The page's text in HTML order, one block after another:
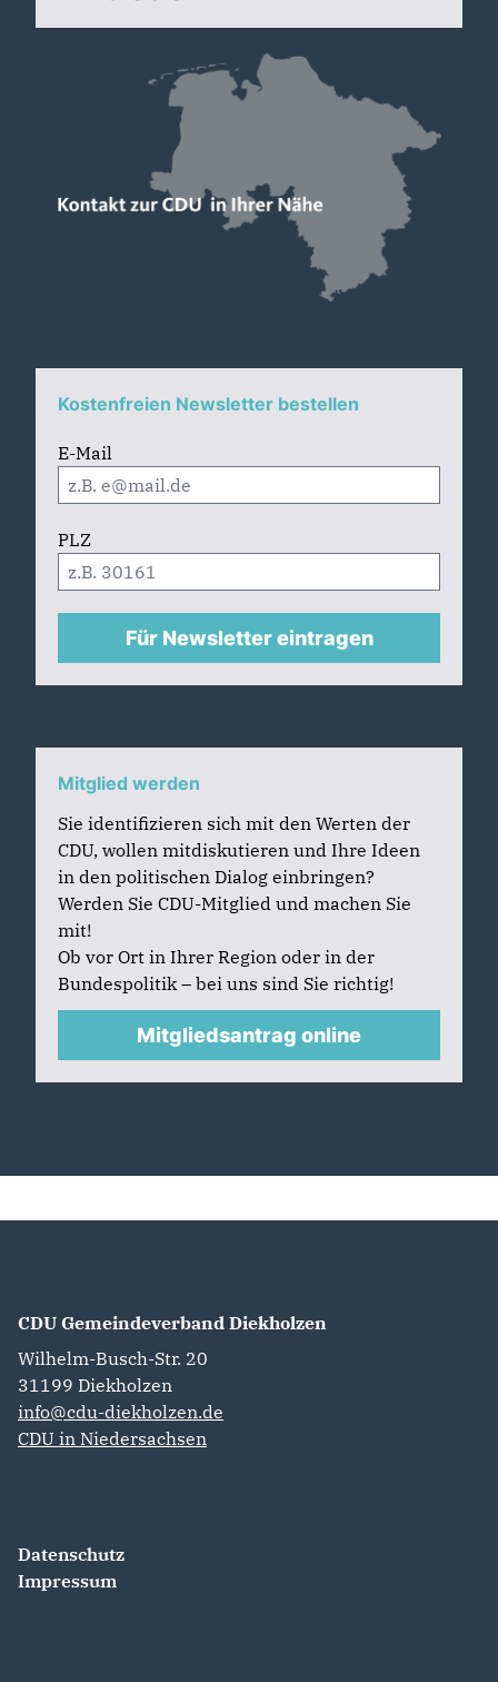
Kostenfreien Newsletter bestellen
E-Mail
PLZ
Für Newsletter eintragen
Mitglied werden
Sie identifizieren sich mit den Werten der
CDU, wollen mitdiskutieren und Ihre Ideen
in den politischen Dialog einbringen?
Werden Sie CDU-Mitglied und machen Sie
mit!
Ob vor Ort in Ihrer Region oder in der
Bundespolitik – bei uns sind Sie richtig!
Mitgliedsantrag online
CDU Gemeindeverband Diekholzen
Wilhelm-Busch-Str. 20
31199 Diekholzen
info@cdu-diekholzen.de
CDU in Niedersachsen
Datenschutz
Impressum